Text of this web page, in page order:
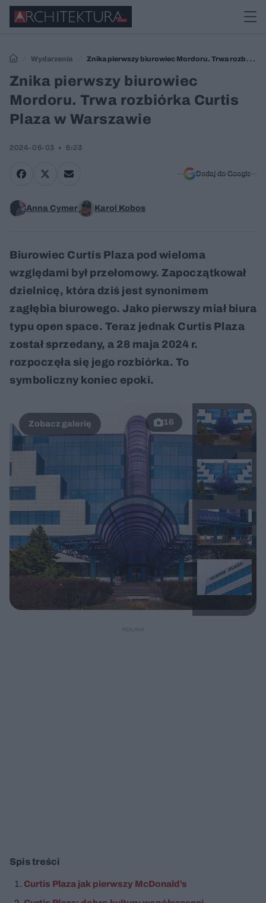
Wydarzenia
Znika pierwszy biurowiec Mordoru. Trwa rozbiórka
Curtis Plaza w Warszawie
Znika pierwszy biurowiec
Mordoru. Trwa rozbiórka Curtis
Plaza w Warszawie
2024-06-03 6:23
Dodaj do Google
Anna Cymer Karol Kobos
Biurowiec Curtis Plaza pod wieloma
względami był przełomowy. Zapoczątkował
dzielnicę, która dziś jest synonimem
zagłębia biurowego. Jako pierwszy miał biura
typu open space. Teraz jednak Curtis Plaza
został sprzedany, a 28 maja 2024 r.
rozpoczęła się jego rozbiórka. To
symboliczny koniec epoki.
16
Spis treści
Curtis Plaza jak pierwszy McDonald’s